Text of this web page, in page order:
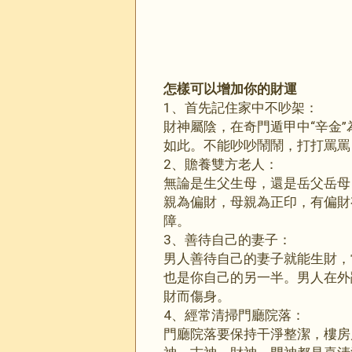
怎樣可以增加你的財運
1、首先記住家中不吵架：
財神屬陰，在奇門遁甲中“辛金
如此。不能吵吵鬧鬧，打打罵
2、贍養雙方老人：
無論是生父生母，還是岳父岳
親為偏財，母親為正印，有偏
障。
3、善待自己的妻子：
男人善待自己的妻子就能生財
也是你自己的另一半。男人在
財而傷身。
4、經常清掃門廳院落：
門廳院落要保持干淨整潔，樓